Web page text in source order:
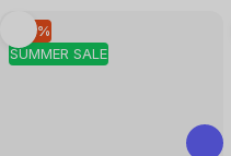
SUMMER SALE
–10 %